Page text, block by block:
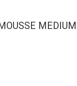
MEDIUM